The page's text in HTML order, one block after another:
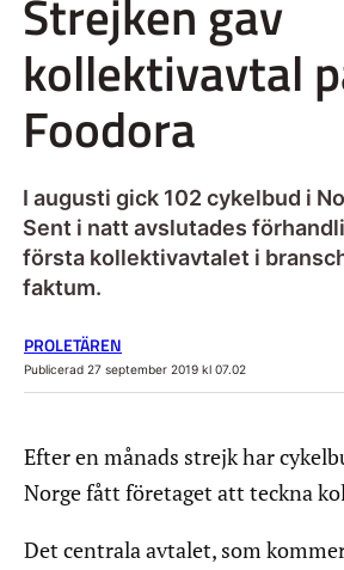
Strejken gav
kollektivavtal
Foodora
I augusti gick 102 cykelbud i
Sent i natt avslutades
första kollektivavtalet i
faktum.
PROLETÄREN
Publicerad 27 september 2019 kl 07.02
Efter en månads strejk har
Norge fått företaget att teckna
Det centrala avtalet, som